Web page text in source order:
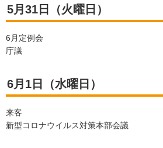
5月31日（火曜日）
6月定例会
庁議
6月1日（水曜日）
来客
新型コロナウイルス対策本部会議